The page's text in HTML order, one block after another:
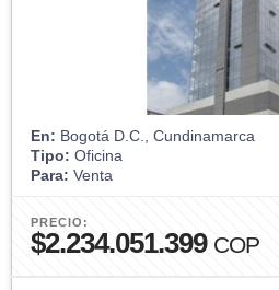
En: Bogotá D.C., Cundinamarca
Tipo: Oficina
Para: Venta
PRECIO:
$2.234.051.399 COP